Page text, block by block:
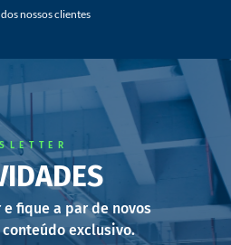
nossos clientes
fique a par de novos
exclusivo.